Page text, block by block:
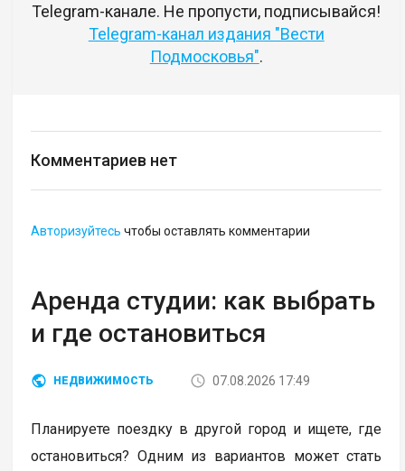
Telegram-канале. Не пропусти, подписывайся!
Telegram-канал издания "Вести
Подмосковья".
Комментариев нет
Авторизуйтесь чтобы оставлять комментарии
Аренда студии: как выбрать
и где остановиться
НЕДВИЖИМОСТЬ 07.08.2026 17:49
Планируете поездку в другой город и ищете, где
остановиться? Одним из вариантов может стать